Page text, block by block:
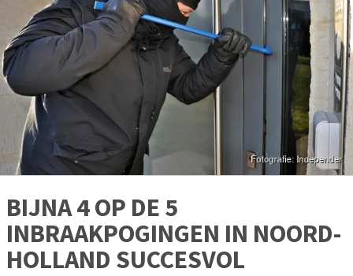
BIJNA 4 OP DE 5
INBRAAKPOGINGEN IN NOORD-
HOLLAND SUCCESVOL